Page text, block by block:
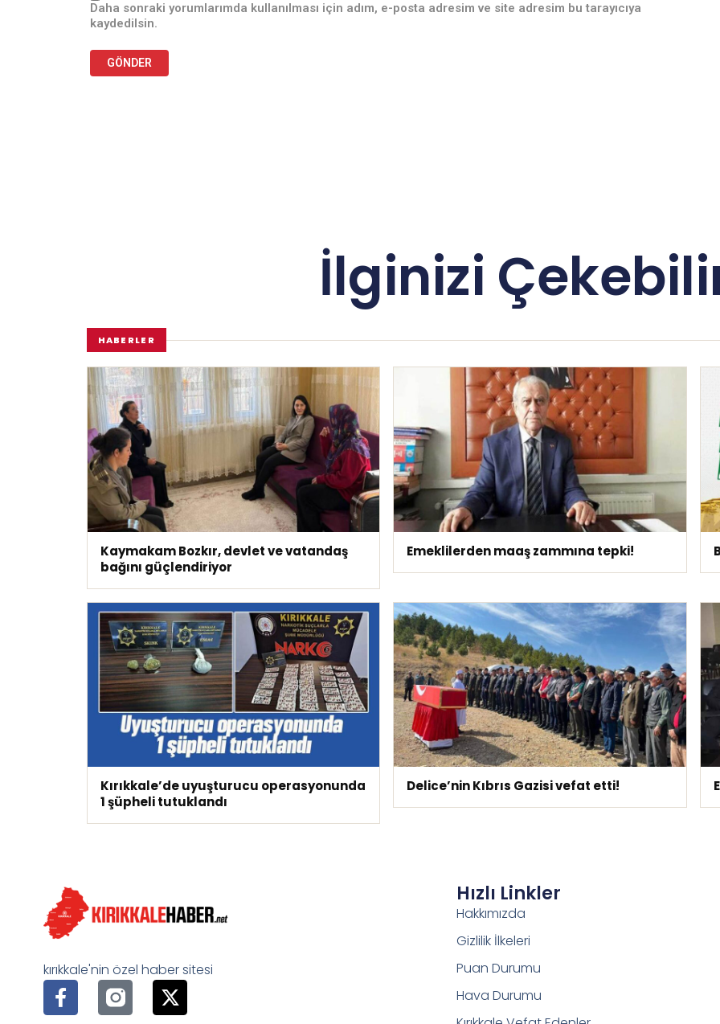
Daha sonraki yorumlarımda kullanılması için adım, e-posta adresim ve site adresim bu tarayıcıya
kaydedilsin.
İlginizi
HABERLER
Kaymakam Bozkır, devlet ve vatandaş
bağını güçlendiriyor
Emeklilerden maaş zammına tepki!
Kırıkkale’de uyuşturucu operasyonunda
1 şüpheli tutuklandı
Delice’nin Kıbrıs Gazisi vefat etti!
kırıkkale'nin özel haber sitesi
Hızlı Linkler
Hakkımızda
Gizlilik İlkeleri
Puan Durumu
Hava Durumu